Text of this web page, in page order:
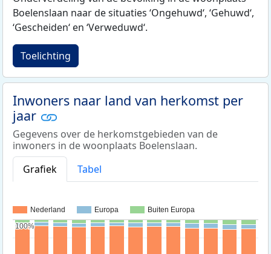
Boelenslaan naar de situaties ‘Ongehuwd‘, ‘Gehuwd‘,
‘Gescheiden‘ en ‘Verweduwd‘.
Toelichting
Inwoners naar land van herkomst per
jaar
Gegevens over de herkomstgebieden van de
inwoners in de woonplaats Boelenslaan.
Grafiek
Tabel
Nederland Europa Buiten Europa
100%
100%